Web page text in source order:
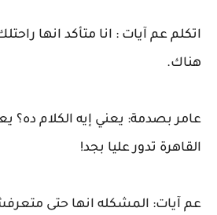
اتكلم عم آيات : انا متأكد انها
هناك.
عامر بصدمة: يعني إيه الكلام ده؟
القاهرة تدور عليا بجد!
عم آيات: المشكله انها حتى